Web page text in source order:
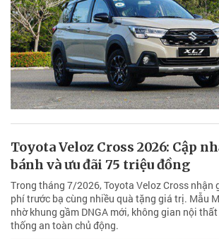
Toyota Veloz Cross 2026: Cập
bánh và ưu đãi 75 triệu đồng
Trong tháng 7/2026, Toyota Veloz Cross nhận
phí trước bạ cùng nhiều quà tặng giá trị. Mẫu
nhờ khung gầm DNGA mới, không gian nội
thống an toàn chủ động.